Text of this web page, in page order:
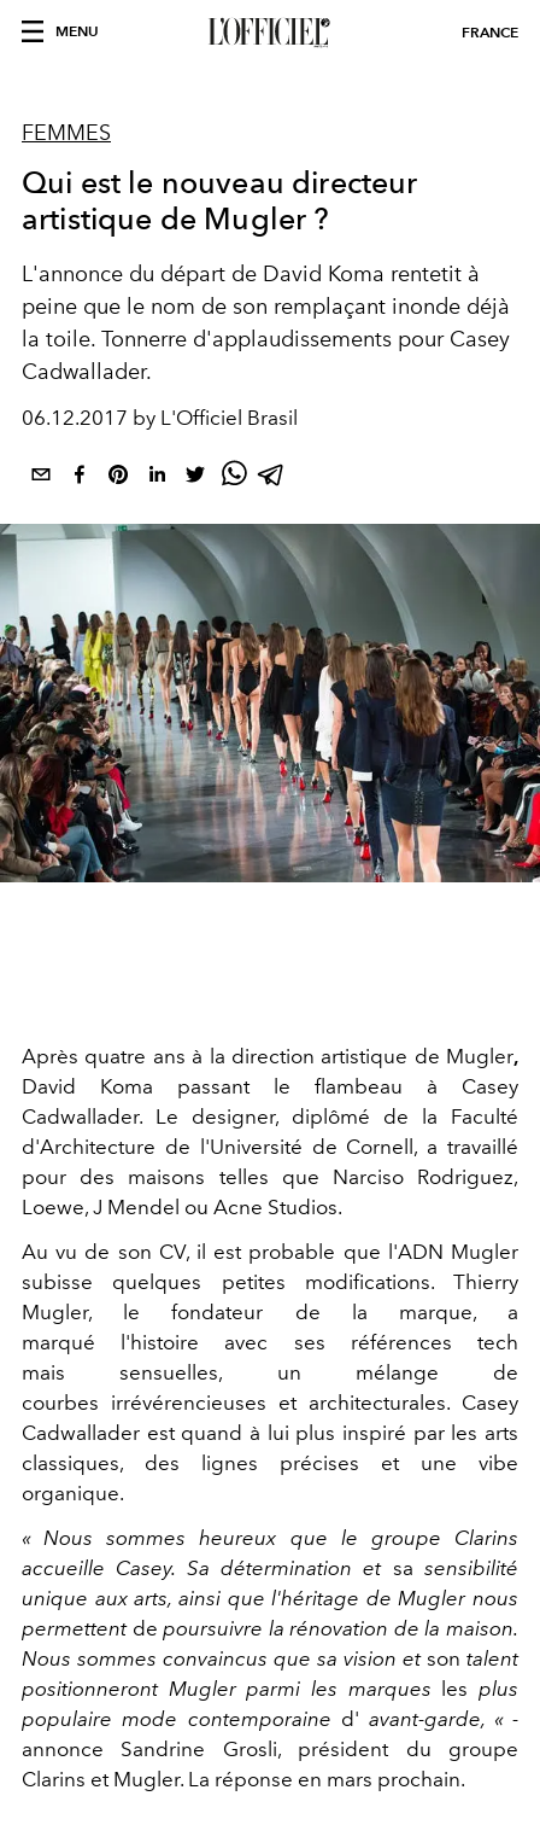
MENU FRANCE
FEMMES
Qui est le nouveau directeur
artistique de Mugler ?
L'annonce du départ de David Koma rentetit à
peine que le nom de son remplaçant inonde déjà
la toile. Tonnerre d'applaudissements pour Casey
Cadwallader.
06.12.2017 by L'Officiel Brasil
Après quatre ans à la direction artistique de Mugler,
David Koma passant le flambeau à Casey
Cadwallader. Le designer, diplômé de la Faculté
d'Architecture de l'Université de Cornell, a travaillé
pour des maisons telles que Narciso Rodriguez,
Loewe, J Mendel ou Acne Studios.
Au vu de son CV, il est probable que l'ADN Mugler
subisse quelques petites modifications. Thierry
Mugler, le fondateur de la marque, a
marqué l'histoire avec ses références tech
mais sensuelles, un mélange de
courbes irrévérencieuses et architecturales. Casey
Cadwallader est quand à lui plus inspiré par les arts
classiques, des lignes précises et une vibe
organique.
« Nous sommes heureux que le groupe Clarins
accueille Casey. Sa détermination etsasensibilité
unique aux arts, ainsi que l'héritage de Mugler nous
permettentdepoursuivre la rénovation de la maison.
Nous sommes convaincus que sa vision etson talent
positionneront Mugler parmi les marques lesplus
populaire mode contemporaine d'avant-garde, « -
annonce Sandrine Grosli, président du groupe
Clarins et Mugler. La réponse en mars prochain.